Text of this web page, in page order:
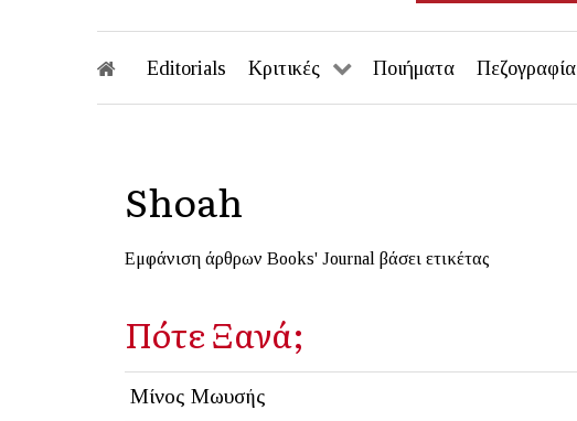
Editorials Κριτικές Ποιήματα Πεζογραφία
Shoah
Εμφάνιση άρθρων Books' Journal βάσει ετικέτας
Πότε Ξανά;
Μίνος Μωυσής